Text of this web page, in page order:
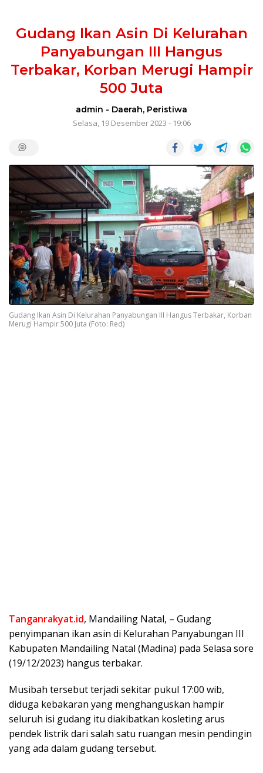
Gudang Ikan Asin Di Kelurahan
Panyabungan III Hangus
Terbakar, Korban Merugi Hampir
500 Juta
admin - Daerah, Peristiwa
Selasa, 19 Desember 2023 - 19:06
Gudang Ikan Asin Di Kelurahan Panyabungan III Hangus Terbakar, Korban
Merugi Hampir 500 Juta (Foto: Red)
Tanganrakyat.id, Mandailing Natal, – Gudang
penyimpanan ikan asin di Kelurahan Panyabungan III
Kabupaten Mandailing Natal (Madina) pada Selasa sore
(19/12/2023) hangus terbakar.
Musibah tersebut terjadi sekitar pukul 17:00 wib,
diduga kebakaran yang menghanguskan hampir
seluruh isi gudang itu diakibatkan kosleting arus
pendek listrik dari salah satu ruangan mesin pendingin
yang ada dalam gudang tersebut.